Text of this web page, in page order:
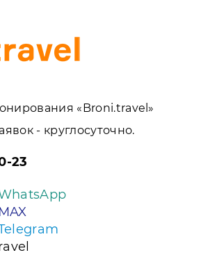
«Broni.travel»
- круглосуточно.
23